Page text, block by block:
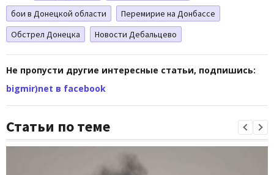
бои в Донецкой области
Перемирие на Донбассе
Обстрел Донецка
Новости Дебальцево
Не пропусти другие интересные статьи, подпишись:
bigmir)net в facebook
Статьи по теме